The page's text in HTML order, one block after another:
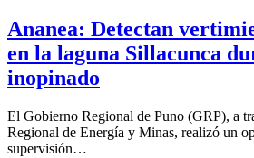
Ananea: Detectan
en la laguna Sillacunca
inopinado
El Gobierno Regional de Puno (GRP), a
Regional de Energía y Minas, realizó un
supervisión…